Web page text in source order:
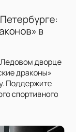
в
Ледовом дворце
драконы»
Поддержите
спортивного